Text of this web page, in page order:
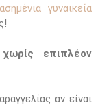
ασημένια γυναικεία
επιπλέον
αν είναι